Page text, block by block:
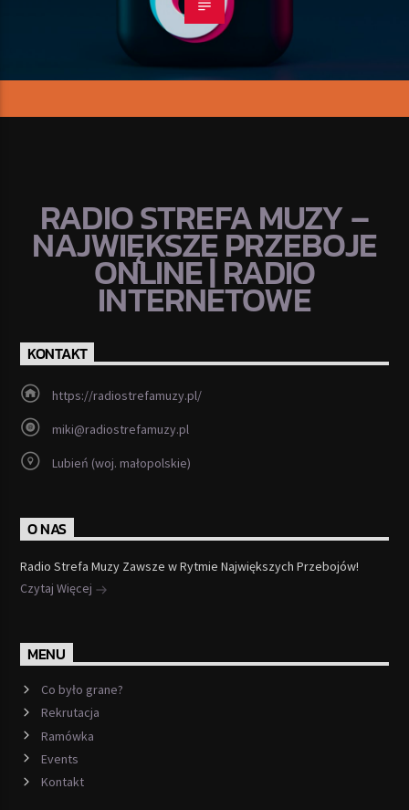
RADIO STREFA MUZY –
NAJWIĘKSZE PRZEBOJE
ONLINE | RADIO
INTERNETOWE
KONTAKT
https://radiostrefamuzy.pl/
miki@radiostrefamuzy.pl
Lubień (woj. małopolskie)
O NAS
Radio Strefa Muzy Zawsze w Rytmie Największych Przebojów!
Czytaj Więcej
MENU
Co było grane?
Rekrutacja
Ramówka
Events
Kontakt